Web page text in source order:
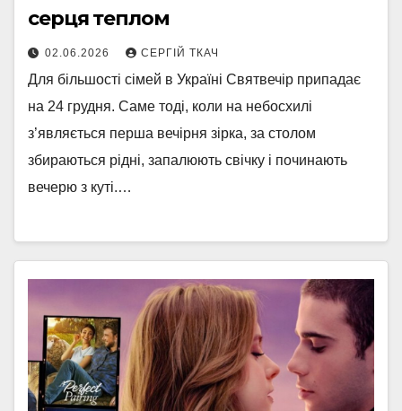
серця теплом
02.06.2026 СЕРГІЙ ТКАЧ
Для більшості сімей в Україні Святвечір припадає
на 24 грудня. Саме тоді, коли на небосхилі
з’являється перша вечірня зірка, за столом
збираються рідні, запалюють свічку і починають
вечерю з куті.…